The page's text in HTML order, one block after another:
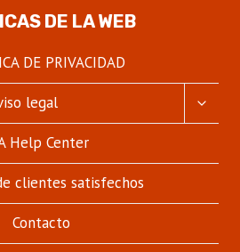
DE LA WEB
DE PRIVACIDAD
legal
Help Center
clientes satisfechos
Contacto